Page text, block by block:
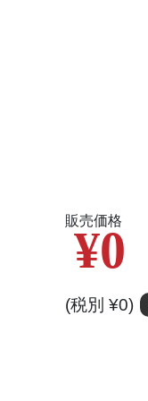
販売価格
¥0
(税別 ¥0)